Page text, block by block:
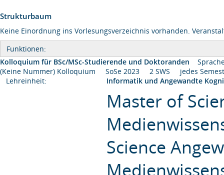
Strukturbaum
Keine Einordnung ins Vorlesungsverzeichnis vorhanden.
Funktionen:
Kolloquium für BSc/MSc-Studierende und Doktoranden
(Keine Nummer) Kolloquium SoSe 2023 2 SWS jedes
Lehreinheit:
Informatik und Angewandte
Master of
Science